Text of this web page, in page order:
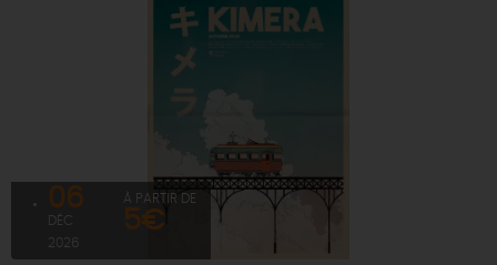
06
DÉC
2026
À PARTIR DE
5€